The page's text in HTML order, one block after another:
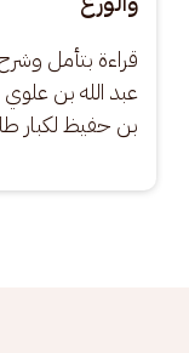
قراءة بتأمل
عبد الله بن
بن حفيظ لكبار